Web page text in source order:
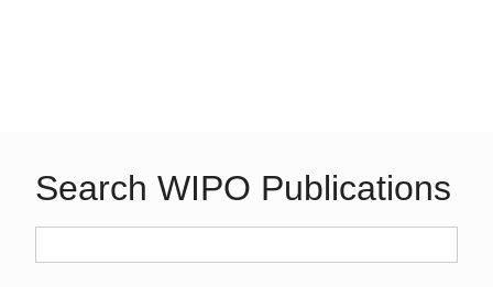
Search WIPO Publications